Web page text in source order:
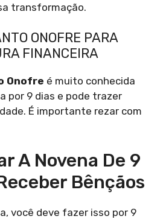
transformação.
ONOFRE PARA
FINANCEIRA
Onofre é muito conhecida
por 9 dias e pode trazer
É importante rezar com
A Novena De 9
Bênçãos
você deve fazer isso por 9